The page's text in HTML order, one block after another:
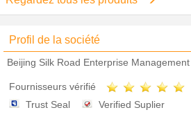
Profil de la société
Beijing Silk Road Enterprise
Fournisseurs vérifié
Trust Seal
Verified Suplier